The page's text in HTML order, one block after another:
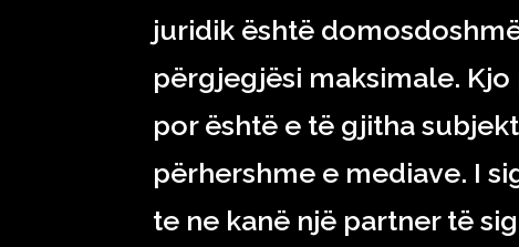
juridik është
përgjegjësi maksimale.
por është e të gjitha
përhershme e mediave. I
te ne kanë një partner të